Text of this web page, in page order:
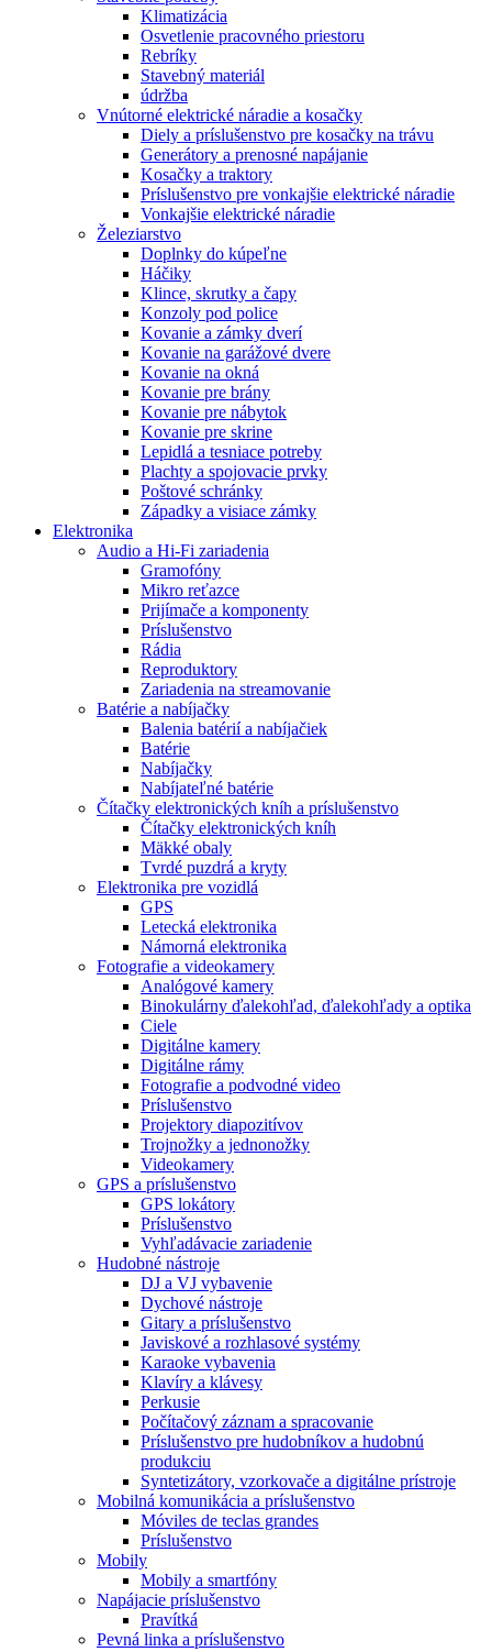
Klimatizácia
Osvetlenie pracovného priestoru
Rebríky
Stavebný materiál
údržba
Vnútorné elektrické náradie a kosačky
Diely a príslušenstvo pre kosačky na trávu
Generátory a prenosné napájanie
Kosačky a traktory
Príslušenstvo pre vonkajšie elektrické náradie
Vonkajšie elektrické náradie
Železiarstvo
Doplnky do kúpeľne
Háčiky
Klince, skrutky a čapy
Konzoly pod police
Kovanie a zámky dverí
Kovanie na garážové dvere
Kovanie na okná
Kovanie pre brány
Kovanie pre nábytok
Kovanie pre skrine
Lepidlá a tesniace potreby
Plachty a spojovacie prvky
Poštové schránky
Západky a visiace zámky
Elektronika
Audio a Hi-Fi zariadenia
Gramofóny
Mikro reťazce
Prijímače a komponenty
Príslušenstvo
Rádia
Reproduktory
Zariadenia na streamovanie
Batérie a nabíjačky
Balenia batérií a nabíjačiek
Batérie
Nabíjačky
Nabíjateľné batérie
Čítačky elektronických kníh a príslušenstvo
Čítačky elektronických kníh
Mäkké obaly
Tvrdé puzdrá a kryty
Elektronika pre vozidlá
GPS
Letecká elektronika
Námorná elektronika
Fotografie a videokamery
Analógové kamery
Binokulárny ďalekohľad, ďalekohľady a optika
Ciele
Digitálne kamery
Digitálne rámy
Fotografie a podvodné video
Príslušenstvo
Projektory diapozitívov
Trojnožky a jednonožky
Videokamery
GPS a príslušenstvo
GPS lokátory
Príslušenstvo
Vyhľadávacie zariadenie
Hudobné nástroje
DJ a VJ vybavenie
Dychové nástroje
Gitary a príslušenstvo
Javiskové a rozhlasové systémy
Karaoke vybavenia
Klavíry a klávesy
Perkusie
Počítačový záznam a spracovanie
Príslušenstvo pre hudobníkov a hudobnú
produkciu
Syntetizátory, vzorkovače a digitálne prístroje
Mobilná komunikácia a príslušenstvo
Móviles de teclas grandes
Príslušenstvo
Mobily
Mobily a smartfóny
Napájacie príslušenstvo
Pravítká
Pevná linka a príslušenstvo